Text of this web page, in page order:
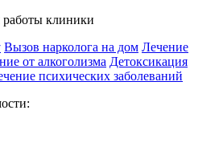
клиники
Вызов нарколога на дом Лечение
от алкоголизма Детоксикация
психических заболеваний